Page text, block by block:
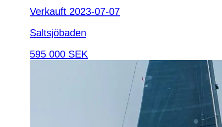
Verkauft 2023-07-07
Saltsjöbaden
595 000 SEK